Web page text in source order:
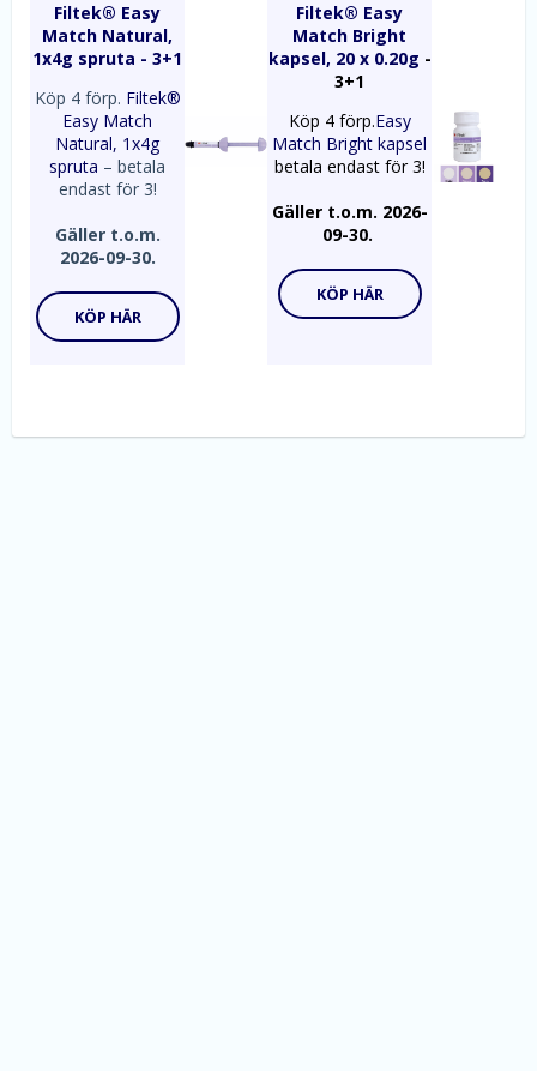
Filtek® Easy
Match Natural,
1x4g spruta - 3+1
Köp 4 förp. Filtek®
Easy Match
Natural, 1x4g
spruta – betala
endast för 3!
Gäller t.o.m.
2026-09-30.
KÖP HÄR
Filtek® Easy
Match Bright
kapsel, 20 x 0.20g -
3+1
Köp 4 förp.Easy
Match Bright kapsel
betala endast för 3!
Gäller t.o.m. 2026-
09-30.
KÖP HÄR